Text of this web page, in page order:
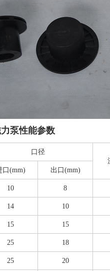
泵性能参数
口径
口(mm)
出口(mm)
10 8
14 10
15 15
25 18
25 20